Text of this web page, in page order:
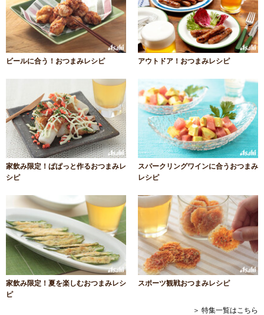
ビールに合う！おつまみレシピ アウトドア！おつまみレシピ
家飲み限定！ぱぱっと作るおつまみレ
シピ
スパークリングワインに合うおつまみ
レシピ
家飲み限定！夏を楽しむおつまみレシ
ピ
スポーツ観戦おつまみレシピ
＞ 特集一覧はこちら